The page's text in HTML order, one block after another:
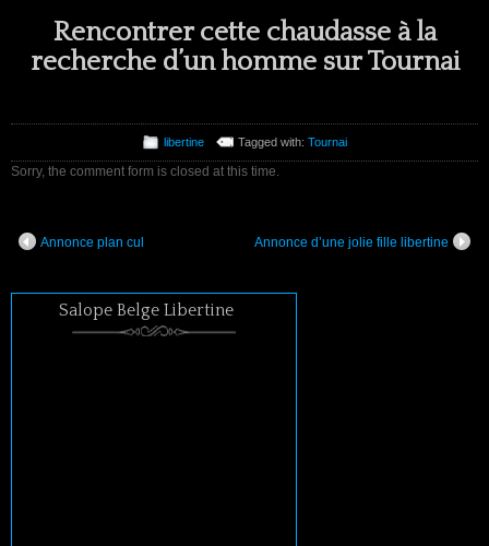
Rencontrer cette chaudasse à la
recherche d’un homme sur Tournai
libertine Tagged with: Tournai
Sorry, the comment form is closed at this time.
Annonce plan cul Annonce d’une jolie fille libertine
Salope Belge Libertine